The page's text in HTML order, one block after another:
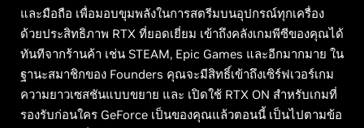
และมือถือ เพื่อมอบขุมพลังในการสตรีมบนอุปกรณ์ทุกเครื่อง
ด้วยประสิทธิภาพ RTX ที่ยอดเยี่ยม เข้าถึงคลังเกมพีซีของคุณได้
ทันทีจากร้านค้า เช่น STEAM, Epic Games และอีกมากมาย ใน
ฐานะสมาชิกของ Founders คุณจะมีสิทธิ์เข้าถึงเซิร์ฟเวอร์เกม
ความยาวเซสชันแบบขยาย และ เปิดใช้ RTX ON สำหรับเกมที่
รองรับก่อนใคร GeForce เป็นของคุณแล้วตอนนี้ เป็นไปตามข้อ